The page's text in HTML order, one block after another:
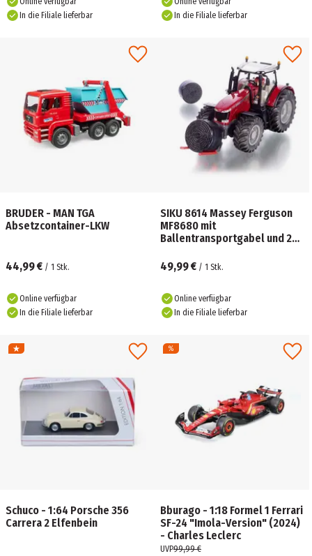
In die Filiale lieferbar
In die Filiale lieferbar
BRUDER - MAN TGA
Absetzcontainer-LKW
44,99 € / 1 Stk.
Online verfügbar
In die Filiale lieferbar
SIKU 8614 Massey Ferguson
MF8680 mit
Ballentransportgabel und 2
49,99 € / 1 Stk.
Online verfügbar
In die Filiale lieferbar
Schuco - 1:64 Porsche 356
Carrera 2 Elfenbein
Bburago - 1:18 Formel 1 Ferrari
SF-24 "Imola-Version" (2024)
- Charles Leclerc
UVP99,99 €